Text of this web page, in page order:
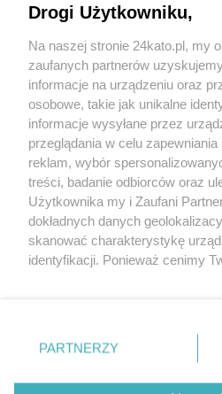
Wydawca mediów lokalnych
Nie zapomnij
zapoznać się z:
polityką prywatności
Twojemiasto
Piekary Śląskie
Chorzów
Tarnowskie Góry
Gliwice
Drogi Użytkowniku,
Na naszej stronie 24kato.pl, my
zaufanych partnerów
informacje na urządzeniu oraz
osobowe, takie jak unikalne
informacje wysyłane przez
przeglądania w celu
reklam, wybór
treści, badanie odbiorców oraz
Użytkownika my i Zaufani
dokładnych danych
skanować charakterystykę
identyfikacji. Ponieważ cenimy
prywatności znajdujący się w
. Niektóre rodzaje
zgody użytkownika, ale masz
PARTNERZY